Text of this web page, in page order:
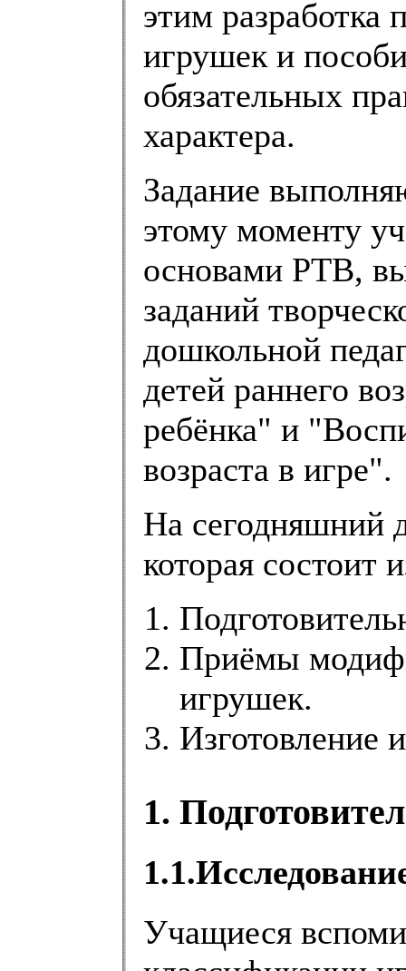
этим разработка
игрушек и
обязательных
характера.
Задание
этому моменту
основами РТВ,
заданий
дошкольной
детей раннего
ребёнка" и
возраста в игре".
На сегодняшний
которая состоит
Приёмы
игрушек.
Изготовление
1.
Учащиеся